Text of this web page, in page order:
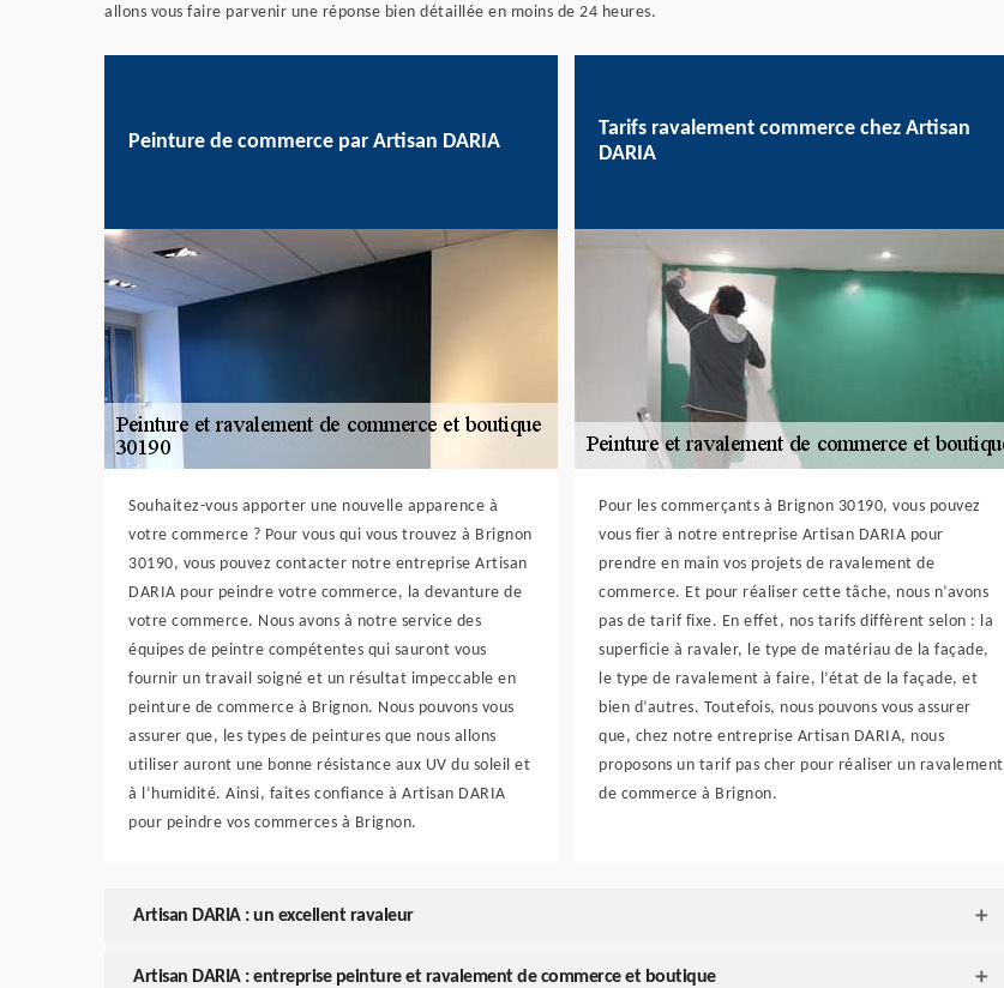
allons vous faire parvenir une réponse bien détaillée en moins de 24 heures.
Peinture de commerce par Artisan DARIA
Souhaitez-vous apporter une nouvelle apparence à
votre commerce ? Pour vous qui vous trouvez à Brignon
30190, vous pouvez contacter notre entreprise Artisan
DARIA pour peindre votre commerce, la devanture de
votre commerce. Nous avons à notre service des
équipes de peintre compétentes qui sauront vous
fournir un travail soigné et un résultat impeccable en
peinture de commerce à Brignon. Nous pouvons vous
assurer que, les types de peintures que nous allons
utiliser auront une bonne résistance aux UV du soleil et
à l’humidité. Ainsi, faites confiance à Artisan DARIA
pour peindre vos commerces à Brignon.
Tarifs ravalement commerce chez Artisan
DARIA
Pour les commerçants à Brignon 30190, vous pouvez
vous fier à notre entreprise Artisan DARIA pour
prendre en main vos projets de ravalement de
commerce. Et pour réaliser cette tâche, nous n’avons
pas de tarif fixe. En effet, nos tarifs diffèrent selon : la
superficie à ravaler, le type de matériau de la façade,
le type de ravalement à faire, l’état de la façade, et
bien d’autres. Toutefois, nous pouvons vous assurer
que, chez notre entreprise Artisan DARIA, nous
proposons un tarif pas cher pour réaliser un ravalement
de commerce à Brignon.
Artisan DARIA : un excellent ravaleur
Artisan DARIA : entreprise peinture et ravalement de commerce et boutique